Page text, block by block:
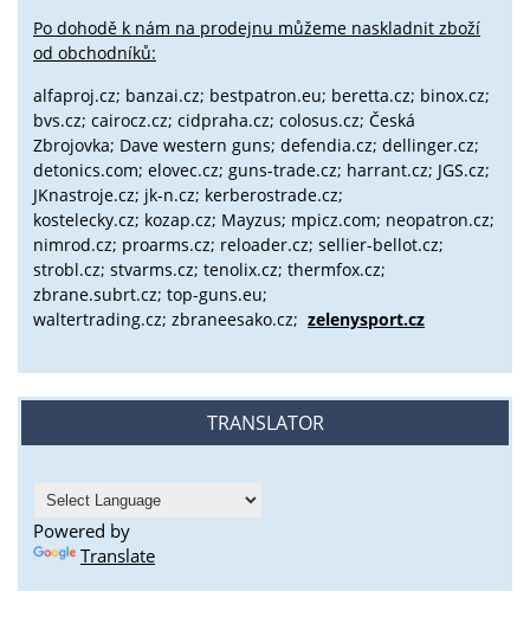
Po dohodě k nám na prodejnu můžeme naskladnit zboží
od obchodníků:
alfaproj.cz; banzai.cz; bestpatron.eu; beretta.cz; binox.cz;
bvs.cz; cairocz.cz; cidpraha.cz; colosus.cz; Česká
Zbrojovka; Dave western guns; defendia.cz; dellinger.cz;
detonics.com; elovec.cz; guns-trade.cz; harrant.cz; JGS.cz;
JKnastroje.cz; jk-n.cz; kerberostrade.cz;
kostelecky.cz; kozap.cz; Mayzus; mpicz.com; neopatron.cz;
nimrod.cz; proarms.cz; reloader.cz; sellier-bellot.cz;
strobl.cz; stvarms.cz; tenolix.cz; thermfox.cz;
zbrane.subrt.cz; top-guns.eu;
waltertrading.cz; zbraneesako.cz; zelenysport.cz
TRANSLATOR
Powered by
Translate